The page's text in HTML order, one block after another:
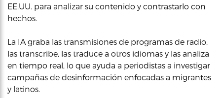
EE.UU. para analizar su contenido y contrastarlo con
hechos.
La IA graba las transmisiones de programas de radio,
las transcribe, las traduce a otros idiomas y las analiza
en tiempo real, lo que ayuda a periodistas a investigar
campañas de desinformación enfocadas a migrantes
y latinos.